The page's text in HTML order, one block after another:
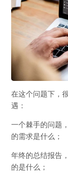
在这个问题下，
遇：
一个棘手的问题
的需求是什么；
年终的总结报告
的是什么；